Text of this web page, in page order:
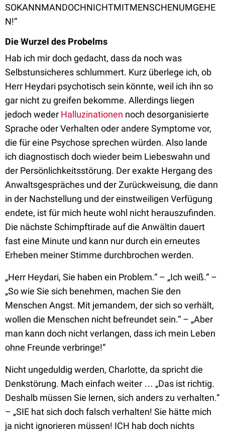
SOKANNMANDOCHNICHTMITMENSCHENUMGEHE
N!“
Die Wurzel des Probelms
Hab ich mir doch gedacht, dass da noch was
Selbstunsicheres schlummert. Kurz überlege ich, ob
Herr Heydari psychotisch sein könnte, weil ich ihn so
gar nicht zu greifen bekomme. Allerdings liegen
jedoch weder Halluzinationen noch desorganisierte
Sprache oder Verhalten oder andere Symptome vor,
die für eine Psychose sprechen würden. Also lande
ich diagnostisch doch wieder beim Liebeswahn und
der Persönlichkeitsstörung. Der exakte Hergang des
Anwaltsgespräches und der Zurückweisung, die dann
in der Nachstellung und der einstweiligen Verfügung
endete, ist für mich heute wohl nicht herauszufinden.
Die nächste Schimpftirade auf die Anwältin dauert
fast eine Minute und kann nur durch ein erneutes
Erheben meiner Stimme durchbrochen werden.
„Herr Heydari, Sie haben ein Problem.“ – „Ich weiß.“ –
„So wie Sie sich benehmen, machen Sie den
Menschen Angst. Mit jemandem, der sich so verhält,
wollen die Menschen nicht befreundet sein.“ – „Aber
man kann doch nicht verlangen, dass ich mein Leben
ohne Freunde verbringe!“
Nicht ungeduldig werden, Charlotte, da spricht die
Denkstörung. Mach einfach weiter … „Das ist richtig.
Deshalb müssen Sie lernen, sich anders zu verhalten.“
– „SIE hat sich doch falsch verhalten! Sie hätte mich
ja nicht ignorieren müssen! ICH hab doch nichts